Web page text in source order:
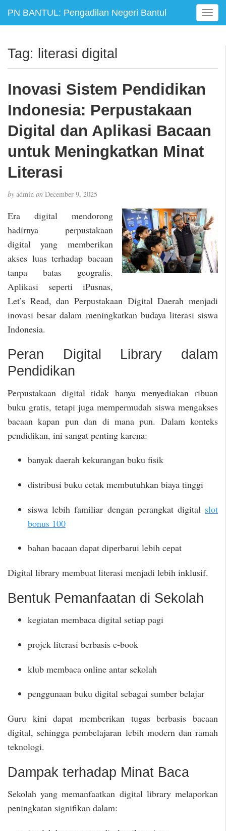
PN BANTUL: Pengadilan Negeri Bantul
T
o
e
a
Tag: literasi digital
Inovasi Sistem Pendidikan
Indonesia: Perpustakaan
Digital dan Aplikasi Bacaan
untuk Meningkatkan Minat
Literasi
by admin on December 9, 2025
Era digital mendorong
hadirnya perpustakaan
digital yang memberikan
akses luas terhadap bacaan
tanpa batas geografis.
Aplikasi seperti iPusnas,
Let’s Read, dan Perpustakaan Digital Daerah menjadi
inovasi besar dalam meningkatkan budaya literasi siswa
Indonesia.
Peran Digital Library dalam
Pendidikan
Perpustakaan digital tidak hanya menyediakan ribuan
buku gratis, tetapi juga mempermudah siswa mengakses
bacaan kapan pun dan di mana pun. Dalam konteks
pendidikan, ini sangat penting karena:
banyak daerah kekurangan buku fisik
distribusi buku cetak membutuhkan biaya tinggi
siswa lebih familiar dengan perangkat digital slot
bonus 100
bahan bacaan dapat diperbarui lebih cepat
Digital library membuat literasi menjadi lebih inklusif.
Bentuk Pemanfaatan di Sekolah
kegiatan membaca digital setiap pagi
projek literasi berbasis e-book
klub membaca online antar sekolah
penggunaan buku digital sebagai sumber belajar
Guru kini dapat memberikan tugas berbasis bacaan
digital, sehingga pembelajaran lebih modern dan ramah
teknologi.
Dampak terhadap Minat Baca
Sekolah yang memanfaatkan digital library melaporkan
peningkatan signifikan dalam: